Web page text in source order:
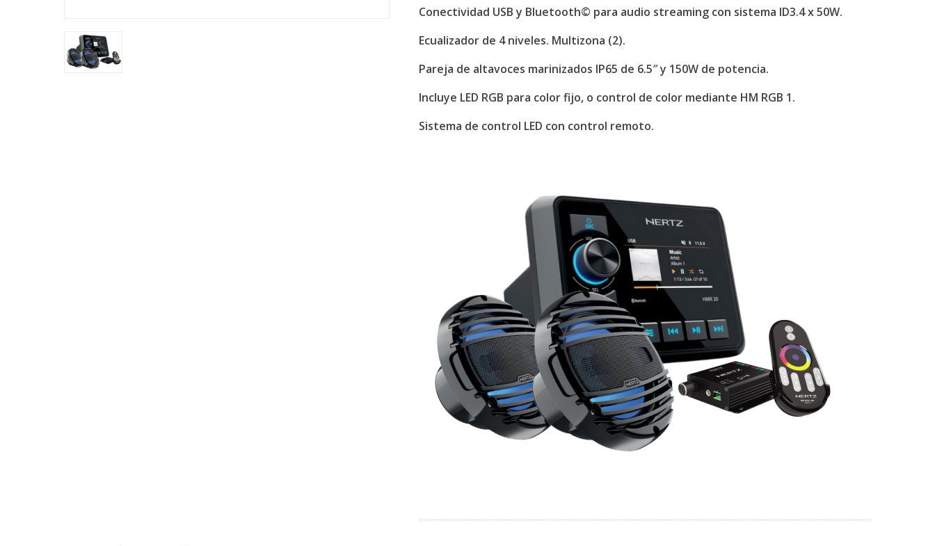
Conectividad USB y Bluetooth© para audio streaming con sistema ID3.4 x 50W.
Ecualizador de 4 niveles. Multizona (2).
Pareja de altavoces marinizados IP65 de 6.5″ y 150W de potencia.
Incluye LED RGB para color fijo, o control de color mediante HM RGB 1.
Sistema de control LED con control remoto.